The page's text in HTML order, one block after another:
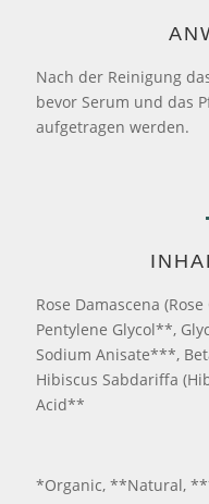
Nach der Reinigung
bevor Serum und das
aufgetragen werden.
Rose Damascena
Pentylene Glycol**,
Sodium Anisate***,
Hibiscus Sabdariffa
Acid**
*Organic, **Natural,